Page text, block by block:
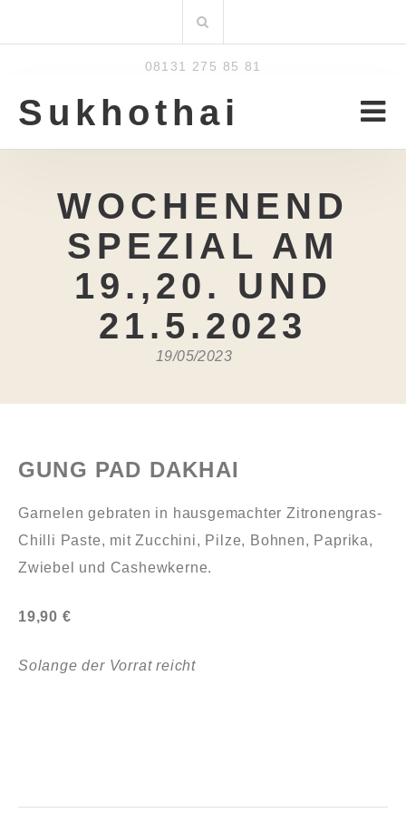
nach:
08131 275 85 81
Sukhothai
WOCHENEND
SPEZIAL AM
19.,20. UND
21.5.2023
19/05/2023
GUNG PAD DAKHAI
Garnelen gebraten in hausgemachter Zitronengras-
Chilli Paste, mit Zucchini, Pilze, Bohnen, Paprika,
Zwiebel und Cashewkerne.
19,90 €
Solange der Vorrat reicht